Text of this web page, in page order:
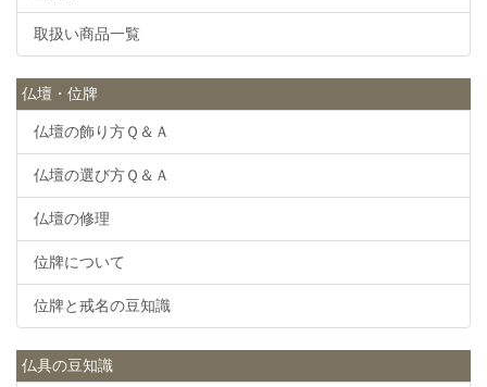
取扱い商品一覧
仏壇・位牌
仏壇の飾り方Ｑ＆Ａ
仏壇の選び方Ｑ＆Ａ
仏壇の修理
位牌について
位牌と戒名の豆知識
仏具の豆知識